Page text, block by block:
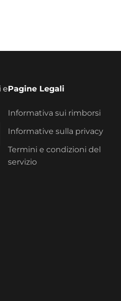
ePagine Legali
Informativa sui rimborsi
Informative sulla privacy
Termini e condizioni del
servizio